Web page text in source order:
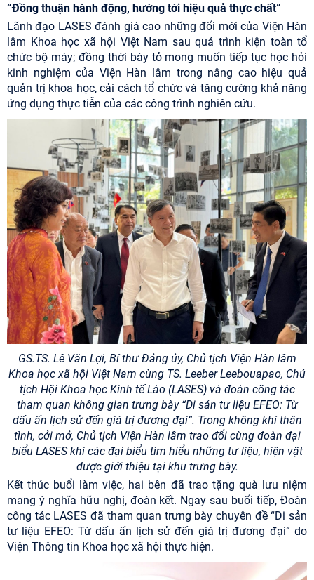
“Đồng thuận hành động, hướng tới hiệu quả thực chất”
Lãnh đạo LASES đánh giá cao những đổi mới của Viện Hàn
lâm Khoa học xã hội Việt Nam sau quá trình kiện toàn tổ
chức bộ máy; đồng thời bày tỏ mong muốn tiếp tục học hỏi
kinh nghiệm của Viện Hàn lâm trong nâng cao hiệu quả
quản trị khoa học, cải cách tổ chức và tăng cường khả năng
ứng dụng thực tiễn của các công trình nghiên cứu.
GS.TS. Lê Văn Lợi, Bí thư Đảng ủy, Chủ tịch Viện Hàn lâm
Khoa học xã hội Việt Nam cùng TS. Leeber Leebouapao, Chủ
tịch Hội Khoa học Kinh tế Lào (LASES) và đoàn công tác
tham quan không gian trưng bày “Di sản tư liệu EFEO: Từ
dấu ấn lịch sử đến giá trị đương đại”. Trong không khí thân
tình, cởi mở, Chủ tịch Viện Hàn lâm trao đổi cùng đoàn đại
biểu LASES khi các đại biểu tìm hiểu những tư liệu, hiện vật
được giới thiệu tại khu trưng bày.
Kết thúc buổi làm việc, hai bên đã trao tặng quà lưu niệm
mang ý nghĩa hữu nghị, đoàn kết. Ngay sau buổi tiếp, Đoàn
công tác LASES đã tham quan trưng bày chuyên đề “Di sản
tư liệu EFEO: Từ dấu ấn lịch sử đến giá trị đương đại” do
Viện Thông tin Khoa học xã hội thực hiện.